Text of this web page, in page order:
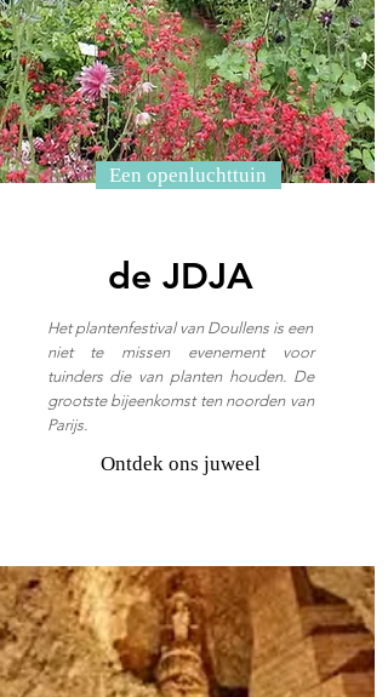
Een openluchttuin
de JDJA
Het plantenfestival van Doullens is een
niet te missen evenement voor
tuinders die van planten houden. De
grootste bijeenkomst ten noorden van
Parijs.
Ontdek ons juweel